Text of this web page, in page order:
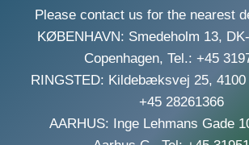
Please contact us for the nearest
KØBENHAVN: Smedeholm 13,
Copenhagen, Tel.: +45
RINGSTED: Kildebæksvej 25, 4100
+45 28261366
AARHUS: Inge Lehmans Gade